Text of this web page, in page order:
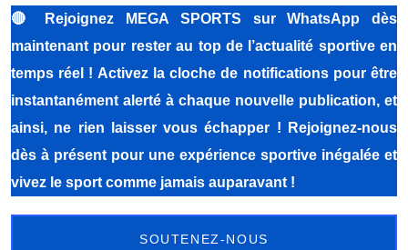
🔴
Rejoignez MEGA SPORTS sur WhatsApp dès
maintenant pour rester au top de l’actualité sportive en
temps réel ! Activez la cloche de notifications pour être
instantanément alerté à chaque nouvelle publication, et
ainsi, ne rien laisser vous échapper ! Rejoignez-nous
dès à présent pour une expérience sportive inégalée et
vivez le sport comme jamais auparavant !
SOUTENEZ-NOUS